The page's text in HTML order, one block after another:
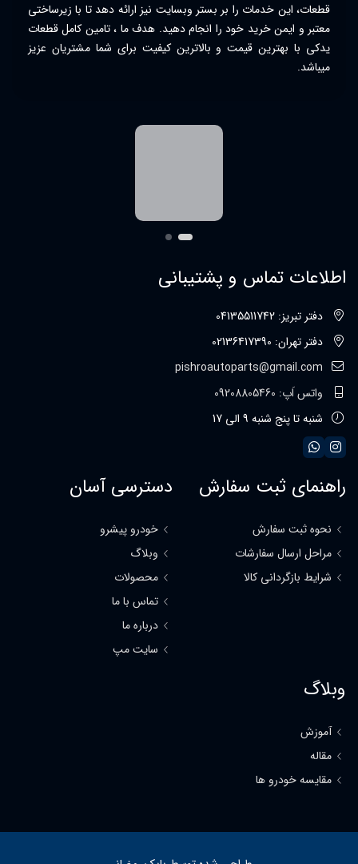
قطعات، این خدمات را بر بستر وبسایت نیز ارائه دهد تا با زیرساختی
معتبر و ایمن خرید خود را انجام دهید. هدف ما ، تامین کامل قطعات
یدکی با بهترین قیمت و بالاترین کیفیت برای شما مشتریان عزیز
میباشد.
اطلاعات تماس و پشتیبانی
دفتر تبریز: 04135511742
دفتر تهران: 02136417390
pishroautoparts@gmail.com
واتس اَپ: 09208805460
شنبه تا پنج شنبه 9 الی 17
راهنمای ثبت سفارش
نحوه ثبت سفارش
مراحل ارسال سفارشات
شرایط بازگردانی کالا
دسترسی آسان
خودرو پیشرو
وبلاگ
محصولات
تماس با ما
درباره ما
سایت مپ
وبلاگ
آموزش
مقاله
مقایسه خودرو ها